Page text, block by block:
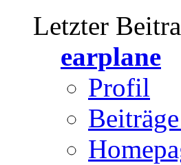
Letzter
earplane
Profil